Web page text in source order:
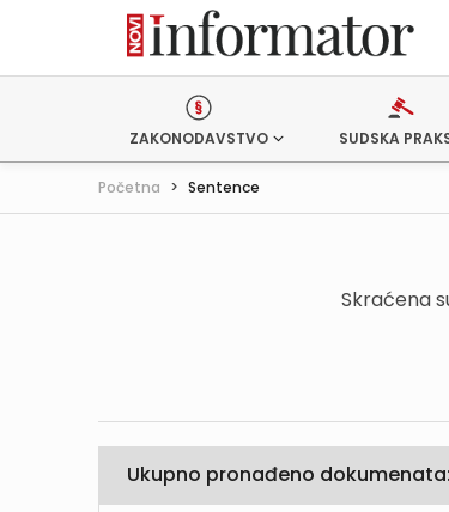
ZAKONODAVSTVO SUDSKA
Početna > Sentence
Skraćena
Ukupno pronađeno dokumenata: